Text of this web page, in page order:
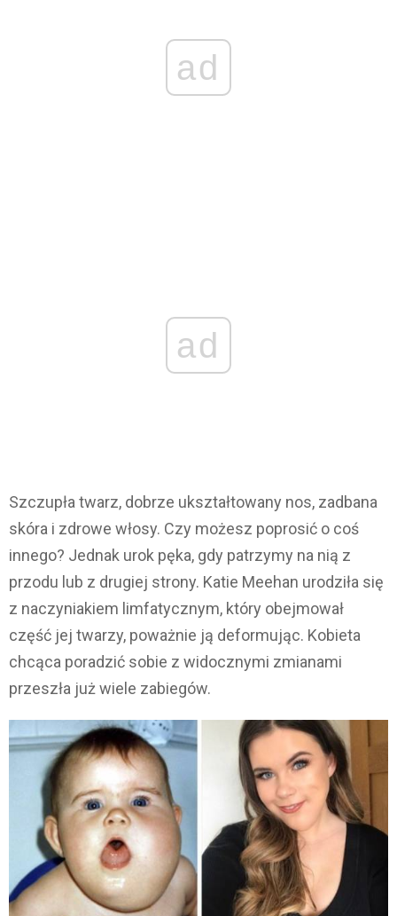
ad
ad
Szczupła twarz, dobrze ukształtowany nos, zadbana
skóra i zdrowe włosy. Czy możesz poprosić o coś
innego? Jednak urok pęka, gdy patrzymy na nią z
przodu lub z drugiej strony. Katie Meehan urodziła się
z naczyniakiem limfatycznym, który obejmował
część jej twarzy, poważnie ją deformując. Kobieta
chcąca poradzić sobie z widocznymi zmianami
przeszła już wiele zabiegów.